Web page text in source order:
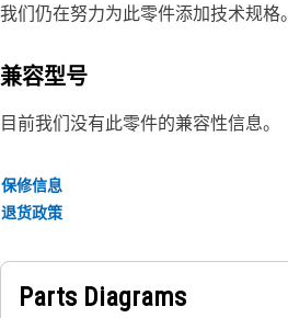
我们仍在努力为此零件添加技术规格。
兼容型号
目前我们没有此零件的兼容性信息。
保修信息
退货政策
Parts Diagrams